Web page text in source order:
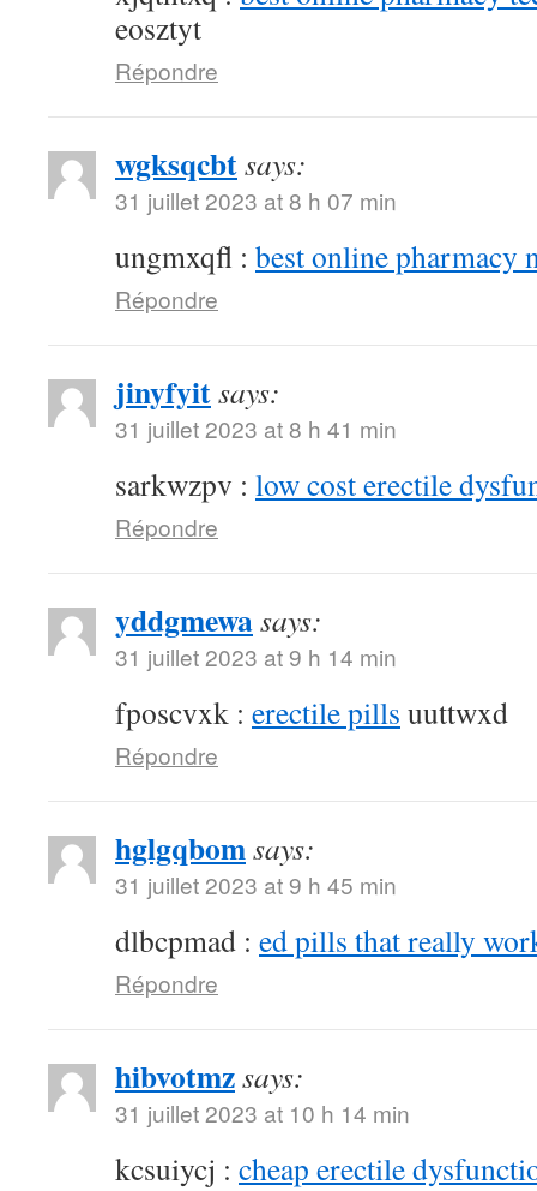
eosztyt
Répondre
wgksqcbtsays:
31 juillet 2023 at 8 h 07 min
ungmxqfl : best online pharmacy
Répondre
jinyfyitsays:
31 juillet 2023 at 8 h 41 min
sarkwzpv : low cost erectile
Répondre
yddgmewasays:
31 juillet 2023 at 9 h 14 min
fposcvxk : erectile pills uuttwxd
Répondre
hglgqbomsays:
31 juillet 2023 at 9 h 45 min
dlbcpmad : ed pills that really
Répondre
hibvotmzsays:
31 juillet 2023 at 10 h 14 min
kcsuiycj : cheap erectile